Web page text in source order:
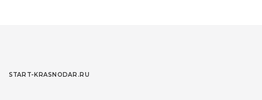
START-KRASNODAR.RU